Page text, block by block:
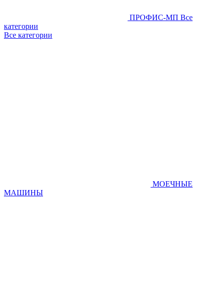
ПРОФИС-МП Все
категории
Все категории
МОЕЧНЫЕ
МАШИНЫ